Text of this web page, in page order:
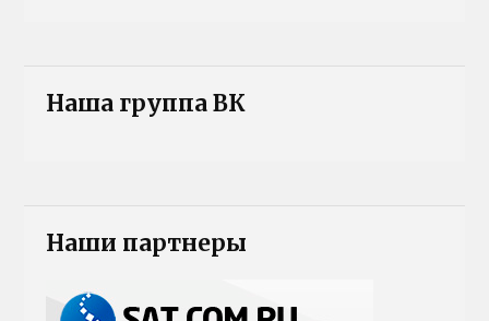
Наша группа ВК
Наши партнеры